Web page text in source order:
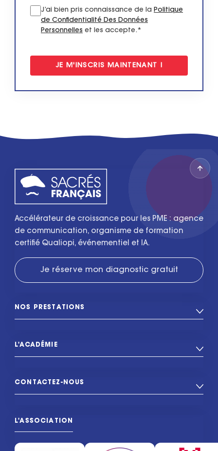
J’ai bien pris connaissance de la Politique
de Confidentialité Des Données
Personnelles et les accepte.*
Accélérateur de croissance pour les PME : agence
de communication, organisme de formation
certifié Qualiopi, événementiel et IA.
Je réserve mon diagnostic gratuit
NOS PRESTATIONS
L'ACADÉMIE
CONTACTEZ-NOUS
L'ASSOCIATION